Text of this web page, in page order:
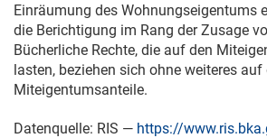
Einräumung des Wohnungseigentums
die Berichtigung im Rang der Zusage
Bücherliche Rechte, die auf den
lasten, beziehen sich ohne weiteres
Miteigentumsanteile.
Datenquelle: RIS — https://